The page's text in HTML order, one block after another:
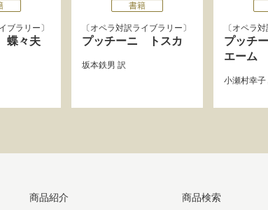
ブラリー
蝶々夫
書籍
オペラ対訳ライブラリー
プッチーニ トスカ
坂本鉄男 訳
オペラ
プッチ
エーム
小瀬村幸子
商品紹介
商品検索